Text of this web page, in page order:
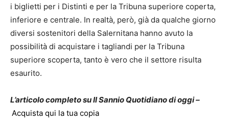
i biglietti per i Distinti e per la Tribuna superiore coperta,
inferiore e centrale. In realtà, però, già da qualche giorno
diversi sostenitori della Salernitana hanno avuto la
possibilità di acquistare i tagliandi per la Tribuna
superiore scoperta, tanto è vero che il settore risulta
esaurito.
L’articolo completo su Il Sannio Quotidiano di oggi –
Acquista qui la tua copia